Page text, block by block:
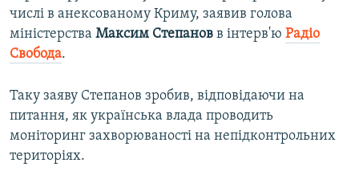
числі в анексованому Криму, заявив голова
міністерства Максим Степанов в інтерв'ю Радіо
Свобода.
Таку заяву Степанов зробив, відповідаючи на
питання, як українська влада проводить
моніторинг захворюваності на непідконтрольних
територіях.